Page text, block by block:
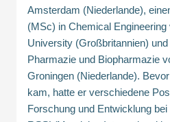
Amsterdam (Niederlande),
(MSc) in Chemical
University (Großbritannien)
Pharmazie und Biopharmazie
Groningen (Niederlande).
kam, hatte er verschiedene
Forschung und Entwicklung